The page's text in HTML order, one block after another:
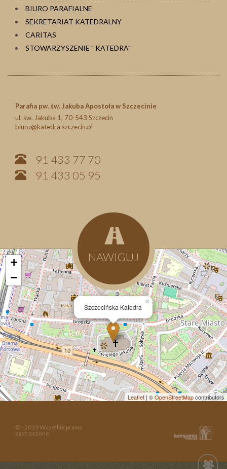
BIURO PARAFIALNE
SEKRETARIAT KATEDRALNY
CARITAS
STOWARZYSZENIE " KATEDRA"
Parafia pw. św. Jakuba Apostoła w Szczecinie
ul. św. Jakuba 1, 70-543 Szczecin
biuro@katedra.szczecin.pl
91 433 77 70
91 433 05 95
NAWIGUJ
Szczecińska Katedra
×
+
−
Leaflet | ©OpenStreetMapcontributors
© - 2019 Wszelkie prawa
zastrzeżone